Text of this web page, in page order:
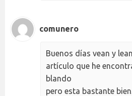
comunero
Buenos días vean y
artículo que he
blando
pero esta bastante